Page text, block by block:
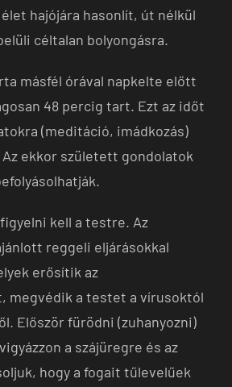
hajójára hasonlít, út nélkül
céltalan bolyongásra.
másfél órával napkelte előtt
48 percig tart. Ezt az időt
(meditáció, imádkozás)
ekkor született gondolatok
kell a testre. Az
reggeli eljárásokkal
erősítik az
megvédik a testet a vírusoktól
Először fürödni (zuhanyozni)
a szájüregre és az
hogy a fogait tűlevelűek